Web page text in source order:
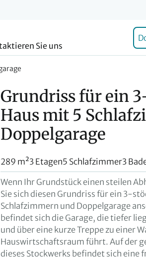
Sie uns
Grundriss für ein
Haus mit 5
Doppelgarage
289 m²3 Etagen5 Schlafzimmer3
Wenn Ihr Grundstück einen steilen
Sie sich diesen Grundriss für ein 3-
Schlafzimmern und Doppelgarage
befindet sich die Garage, die tiefer
und über eine kurze Treppe zu einer
Hauswirtschaftsraum führt. Auf der
dieses Stockwerks befindet sich eine